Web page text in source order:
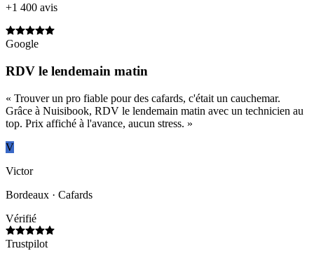
+1 400 avis
Google
RDV le lendemain matin
« Trouver un pro fiable pour des cafards, c'était un cauchemar.
Grâce à Nuisibook, RDV le lendemain matin avec un technicien au
top. Prix affiché à l'avance, aucun stress. »
V
Victor
Bordeaux · Cafards
Vérifié
Trustpilot